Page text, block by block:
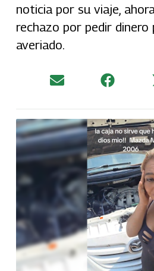
noticia por su viaje,
rechazo por pedir dinero
averiado.